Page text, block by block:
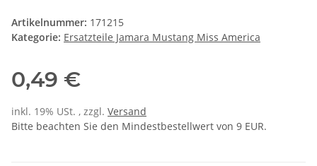
Artikelnummer: 171215
Kategorie: Ersatzteile Jamara Mustang Miss America
0,49 €
inkl. 19% USt. , zzgl. Versand
Bitte beachten Sie den Mindestbestellwert von 9 EUR.